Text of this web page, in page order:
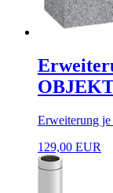
Erweiterung
129,00 EUR